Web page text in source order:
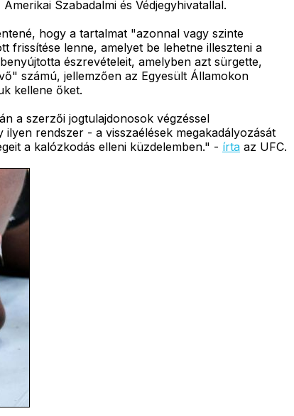
Szabadalmi és Védjegyhivatallal.
hogy a tartalmat "azonnal vagy szinte
frissítése lenne, amelyet be lehetne illeszteni a
észrevételeit, amelyben azt sürgette,
számú, jellemzően az Egyesült Államokon
kellene őket.
a szerzői jogtulajdonosok végzéssel
rendszer - a visszaélések megakadályozását
a kalózkodás elleni küzdelemben." - írta az UFC.